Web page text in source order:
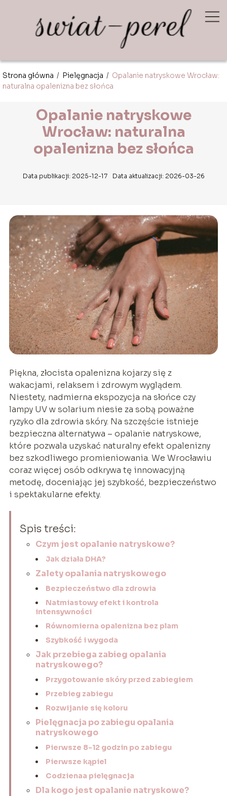
Strona główna / Pielęgnacja / Opalanie natryskowe Wrocław:
naturalna opalenizna bez słońca
Opalanie natryskowe
Wrocław: naturalna
opalenizna bez słońca
Data publikacji: 2025-12-17 Data aktualizacji: 2026-03-26
Piękna, złocista opalenizna kojarzy się z
wakacjami, relaksem i zdrowym wyglądem.
Niestety, nadmierna ekspozycja na słońce czy
lampy UV w solarium niesie za sobą poważne
ryzyko dla zdrowia skóry. Na szczęście istnieje
bezpieczna alternatywa – opalanie natryskowe,
które pozwala uzyskać naturalny efekt opalenizny
bez szkodliwego promieniowania. We Wrocławiu
coraz więcej osób odkrywa tę innowacyjną
metodę, doceniając jej szybkość, bezpieczeństwo
i spektakularne efekty.
Spis treści:
Czym jest opalanie natryskowe?
Jak działa DHA?
Zalety opalania natryskowego
Bezpieczeństwo dla zdrowia
Natmiastowy efekt i kontrola
intensywności
Równomierna opalenizna bez plam
Szybkość i wygoda
Jak przebiega zabieg opalania
natryskowego?
Przygotowanie skóry przed zabiegiem
Przebieg zabiegu
Rozwijanie się koloru
Pielęgnacja po zabiegu opalania
natryskowego
Pierwsze 8-12 godzin po zabiegu
Pierwsze kąpiel
Codzienaa pielęgnacja
Dla kogo jest opalanie natryskowe?